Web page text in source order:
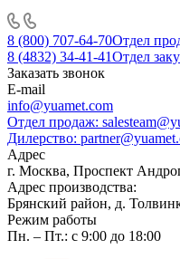
8 (800) 707-64-70Отдел
8 (4832) 34-41-41Отдел
Заказать звонок
E-mail
info@yuamet.com
Отдел продаж:
Дилерство:
Адрес
г. Москва, Проспект
Адрес производства:
Брянский район, д.
Режим работы
Пн. – Пт.: с 9:00 до 18:00